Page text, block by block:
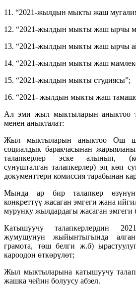
11. “2021-жылдын мыкты жаш
12. “2021-жылдын мыкты жаш ырчы
13. “2021-жылдын мыкты жаш ырчы
14. “2021-жылдын мыкты жаш
15. “2021-жылдын мыкты студиясы”;
16. “2021- жылдын мыкты жаш
Ал эми жыл мыктыларын аныктоо
менен аныкталат:
Жыл мыктыларын аныктоо Ош
социалдык баракчасынан
талапкерлер эске алынып,
сунушталган талапкерлер) эң көп
документтери комиссия тарабынан
Мында ар бир талапкер
конкреттүү жасаган эмгеги жана
мурунку жылдардагы жасаган эмгеги
Катышуучу талапкерлердин
жумушунун жыйынтыгында
грамота, төш белги ж.б)
кароодон өткөрүлөт;
Жыл мыктыларына катышуучу
жашка чейин болуусу абзел.